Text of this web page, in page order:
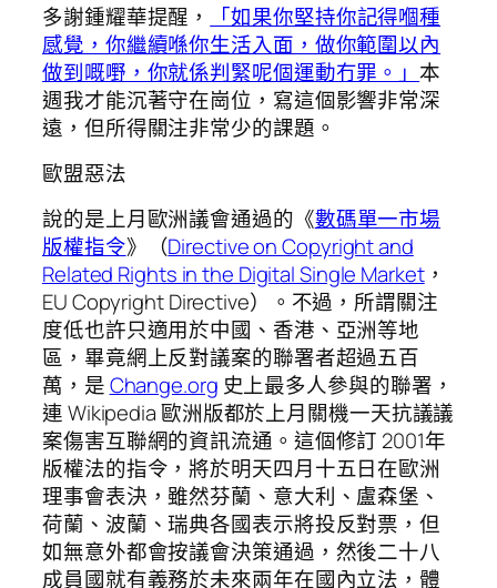
多謝鍾耀華提醒，
「如果你堅持你記得嗰種
感覺，你繼續喺你生活入面，做你範圍以內
做到嘅嘢，你就係判緊呢個運動冇罪。」本
週我才能沉著守在崗位，寫這個影響非常深
遠，但所得關注非常少的課題。
歐盟惡法
說的是上月歐洲議會通過的《數碼單一市場
版權指令》（Directive on Copyright and
Related Rights in the Digital Single Market，
EU Copyright Directive）。不過，所謂關注
度低也許只適用於中國、香港、亞洲等地
區，畢竟網上反對議案的聯署者超過五百
萬，是Change.org 史上最多人參與的聯署，
連 Wikipedia 歐洲版都於上月關機一天抗議議
案傷害互聯網的資訊流通。這個修訂 2001年
版權法的指令，將於明天四月十五日在歐洲
理事會表決，雖然芬蘭、意大利、盧森堡、
荷蘭、波蘭、瑞典各國表示將投反對票，但
如無意外都會按議會決策通過，然後二十八
成員國就有義務於未來兩年在國內立法，體